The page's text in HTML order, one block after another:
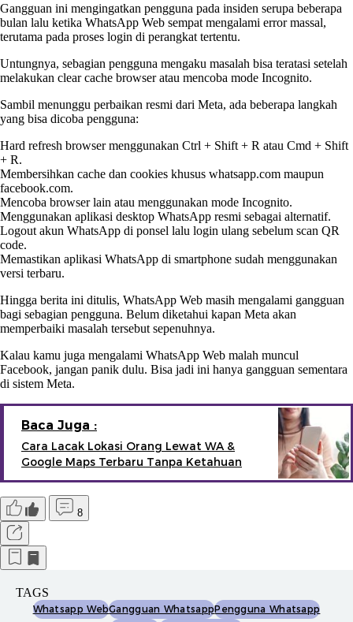
Gangguan ini mengingatkan pengguna pada insiden serupa beberapa
bulan lalu ketika WhatsApp Web sempat mengalami error massal,
terutama pada proses login di perangkat tertentu.
Untungnya, sebagian pengguna mengaku masalah bisa teratasi setelah
melakukan clear cache browser atau mencoba mode Incognito.
Sambil menunggu perbaikan resmi dari Meta, ada beberapa langkah
yang bisa dicoba pengguna:
Hard refresh browser menggunakan Ctrl + Shift + R atau Cmd + Shift
+ R.
Membersihkan cache dan cookies khusus whatsapp.com maupun
facebook.com.
Mencoba browser lain atau menggunakan mode Incognito.
Menggunakan aplikasi desktop WhatsApp resmi sebagai alternatif.
Logout akun WhatsApp di ponsel lalu login ulang sebelum scan QR
code.
Memastikan aplikasi WhatsApp di smartphone sudah menggunakan
versi terbaru.
Hingga berita ini ditulis, WhatsApp Web masih mengalami gangguan
bagi sebagian pengguna. Belum diketahui kapan Meta akan
memperbaiki masalah tersebut sepenuhnya.
Kalau kamu juga mengalami WhatsApp Web malah muncul
Facebook, jangan panik dulu. Bisa jadi ini hanya gangguan sementara
di sistem Meta.
Baca Juga :
Cara Lacak Lokasi Orang Lewat WA &
Google Maps Terbaru Tanpa Ketahuan
8
TAGS
Whatsapp WebGangguan WhatsappPengguna Whatsapp